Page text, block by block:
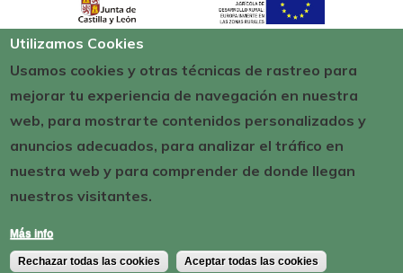
Utilizamos Cookies
Usamos cookies y otras técnicas de rastreo para
mejorar tu experiencia de navegación en nuestra
web, para mostrarte contenidos personalizados y
anuncios adecuados, para analizar el tráfico en
nuestra web y para comprender de donde llegan
nuestros visitantes.
Más info
Rechazar todas las cookies Aceptar todas las cookies